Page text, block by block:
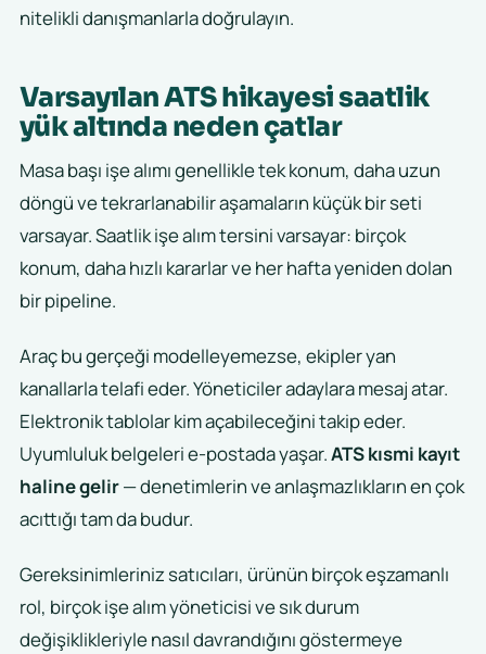
nitelikli danışmanlarla doğrulayın.
Varsayılan ATS hikayesi saatlik
yük altında neden çatlar
Masa başı işe alımı genellikle tek konum, daha uzun
döngü ve tekrarlanabilir aşamaların küçük bir seti
varsayar. Saatlik işe alım tersini varsayar: birçok
konum, daha hızlı kararlar ve her hafta yeniden dolan
bir pipeline.
Araç bu gerçeği modelleyemezse, ekipler yan
kanallarla telafi eder. Yöneticiler adaylara mesaj atar.
Elektronik tablolar kim açabileceğini takip eder.
Uyumluluk belgeleri e-postada yaşar.ATS kısmi kayıt
haline gelir— denetimlerin ve anlaşmazlıkların en çok
acıttığı tam da budur.
Gereksinimleriniz satıcıları, ürünün birçok eşzamanlı
rol, birçok işe alım yöneticisi ve sık durum
değişiklikleriyle nasıl davrandığını göstermeye